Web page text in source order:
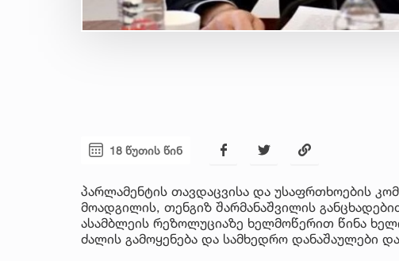
18 წუთის წინ
პარლამენტის თავდაცვისა და უსაფრთხოების
მოადგილის, თენგიზ შარმანაშვილის
ასამბლეის რეზოლუციაზე ხელმოწერით წინა
ძალის გამოყენება და სამხედრო დანაშაულები